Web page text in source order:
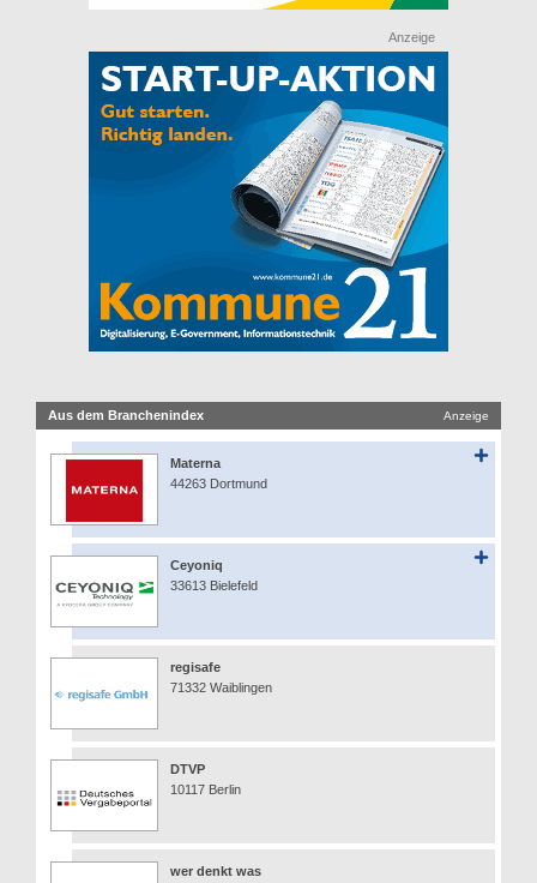
Anzeige
Aus dem Branchenindex Anzeige
Materna
44263 Dortmund
Ceyoniq
33613 Bielefeld
regisafe
71332 Waiblingen
DTVP
10117 Berlin
wer denkt was